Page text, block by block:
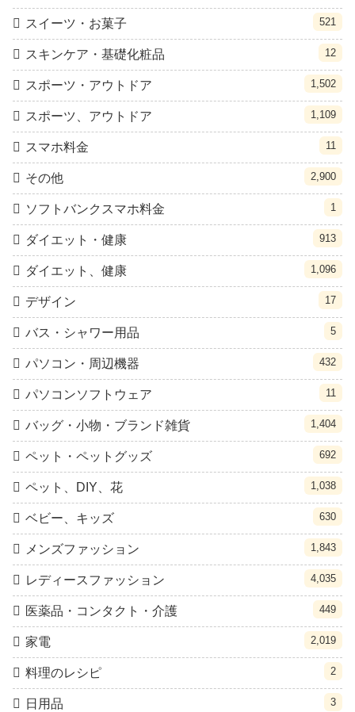
スイーツ・お菓子 521
スキンケア・基礎化粧品 12
スポーツ・アウトドア 1,502
スポーツ、アウトドア 1,109
スマホ料金 11
その他 2,900
ソフトバンクスマホ料金 1
ダイエット・健康 913
ダイエット、健康 1,096
デザイン 17
バス・シャワー用品 5
パソコン・周辺機器 432
パソコンソフトウェア 11
バッグ・小物・ブランド雑貨 1,404
ペット・ペットグッズ 692
ペット、DIY、花 1,038
ベビー、キッズ 630
メンズファッション 1,843
レディースファッション 4,035
医薬品・コンタクト・介護 449
家電 2,019
料理のレシピ 2
日用品 3